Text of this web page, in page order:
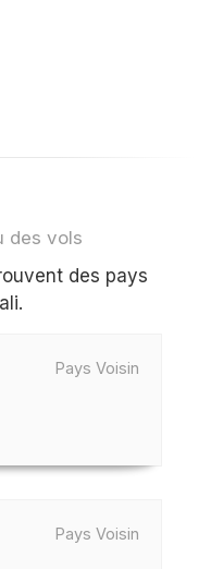
des vols
des pays
Pays Voisin
Pays Voisin